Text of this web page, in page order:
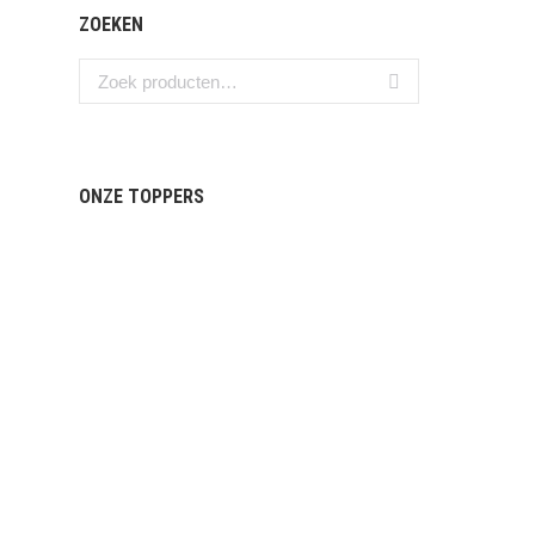
ZOEKEN
ONZE TOPPERS